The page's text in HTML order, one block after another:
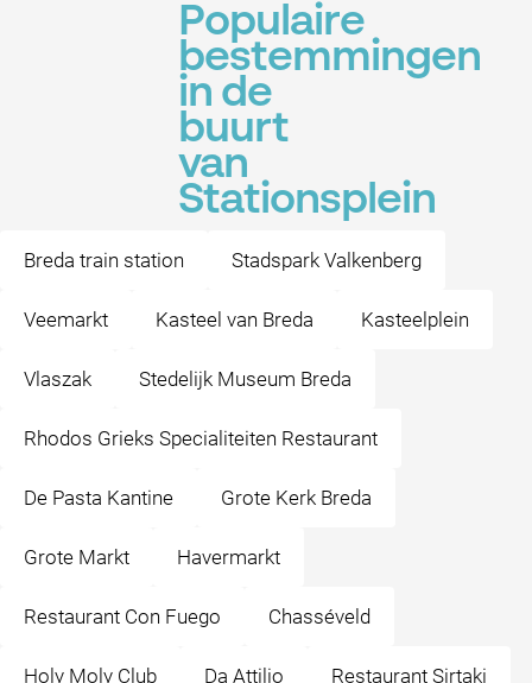
Populaire
bestemmingen
in de
buurt
van
Stationsplein
Breda train station Stadspark Valkenberg
Veemarkt Kasteel van Breda Kasteelplein
Vlaszak Stedelijk Museum Breda
Rhodos Grieks Specialiteiten Restaurant
De Pasta Kantine Grote Kerk Breda
Grote Markt Havermarkt
Restaurant Con Fuego Chasséveld
Holy Moly Club Da Attilio Restaurant Sirtaki